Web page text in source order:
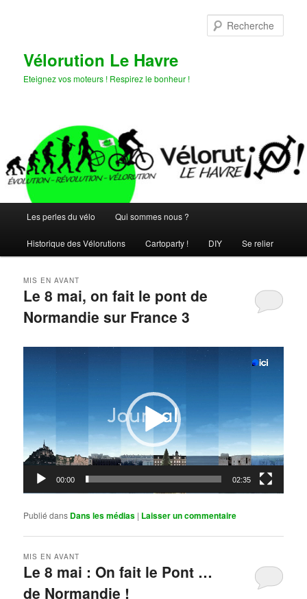
Vélorution Le Havre
Eteignez vos moteurs ! Respirez le bonheur !
principal
Les perles du vélo Qui sommes nous ?
Historique des Vélorutions Cartoparty ! DIY Se relier
Le 8 mai, on fait le pont de
Normandie sur France 3
MIS EN AVANT
00:00 02:35
Publié dans Dans les médias | Laisser un commentaire
Le 8 mai : On fait le Pont …
de Normandie !
MIS EN AVANT